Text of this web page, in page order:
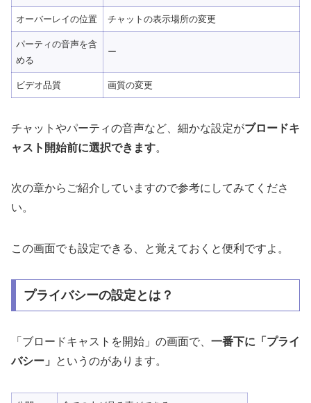
オーバーレイの位置 チャットの表示場所の変更
パーティの音声を含
める
ー
ビデオ品質 画質の変更
チャットやパーティの音声など、細かな設定がブロードキ
ャスト開始前に選択できます。
次の章からご紹介していますので参考にしてみてくださ
い。
この画面でも設定できる、と覚えておくと便利ですよ。
プライバシーの設定とは？
「ブロードキャストを開始」の画面で、 一番下に「プライ
バシー」
というのがあります。